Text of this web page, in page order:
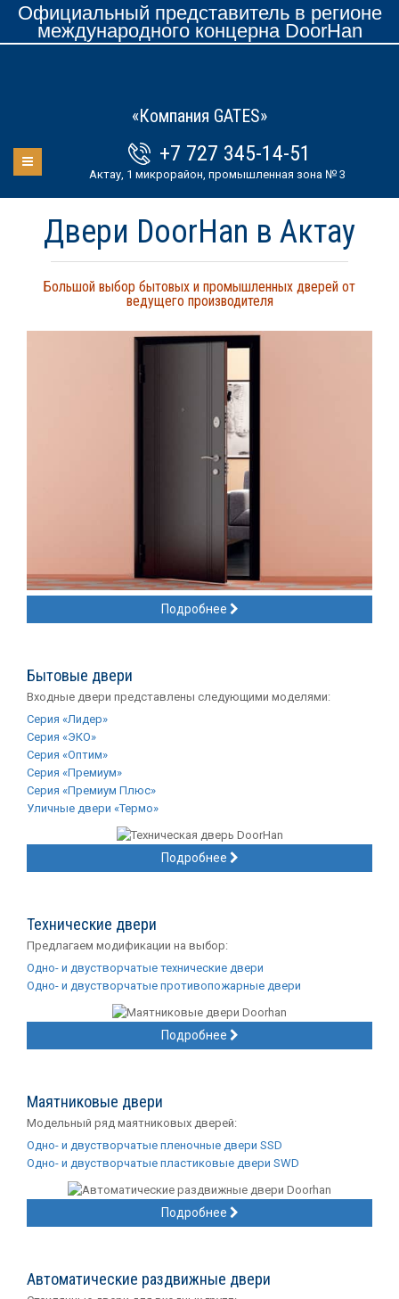
Официальный представитель в регионе
международного концерна DoorHan
«Компания GATES»
+7 727 345-14-51
Актау, 1 микрорайон, промышленная зона № 3
Двери DoorHan в Актау
Большой выбор бытовых и промышленных дверей от
ведущего производителя
Подробнее
Бытовые двери
Входные двери представлены следующими моделями:
Серия «Лидер»
Серия «ЭКО»
Серия «Оптим»
Серия «Премиум»
Серия «Премиум Плюс»
Уличные двери «Термо»
Подробнее
Технические двери
Предлагаем модификации на выбор:
Одно- и двустворчатые технические двери
Одно- и двустворчатые противопожарные двери
Подробнее
Маятниковые двери
Модельный ряд маятниковых дверей:
Одно- и двустворчатые пленочные двери SSD
Одно- и двустворчатые пластиковые двери SWD
Подробнее
Автоматические раздвижные двери